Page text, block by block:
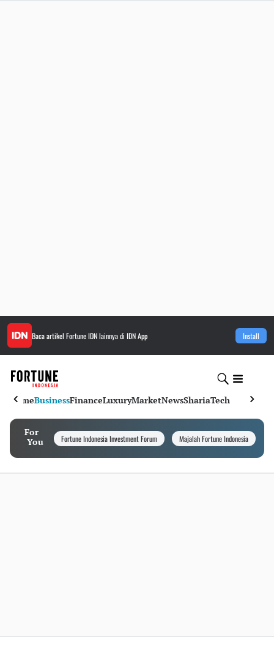
Baca artikel Fortune IDNlainnya di IDN App Install
HomeBusinessFinanceLuxuryMarketNewsShariaTech
For
You
Fortune Indonesia Investment Forum Majalah Fortune Indonesia